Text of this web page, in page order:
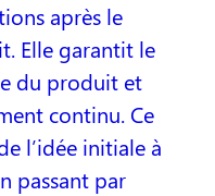
après le
Elle garantit le
du produit et
continu. Ce
l’idée initiale à
passant par